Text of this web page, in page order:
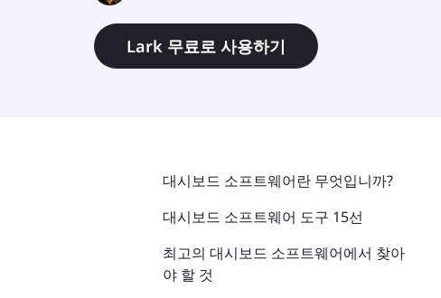
Lark 무료로 사용하기
대시보드 소프트웨어란 무엇입니까?
대시보드 소프트웨어 도구 15선
최고의 대시보드 소프트웨어에서 찾아
야 할 것